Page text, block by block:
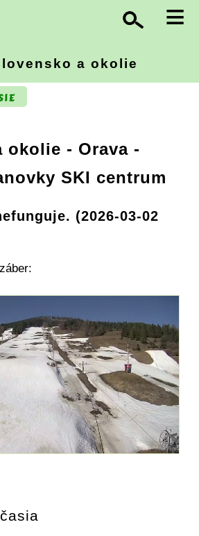
≡
a okolie
okolie - Orava -
SKI centrum
(2026-03-02